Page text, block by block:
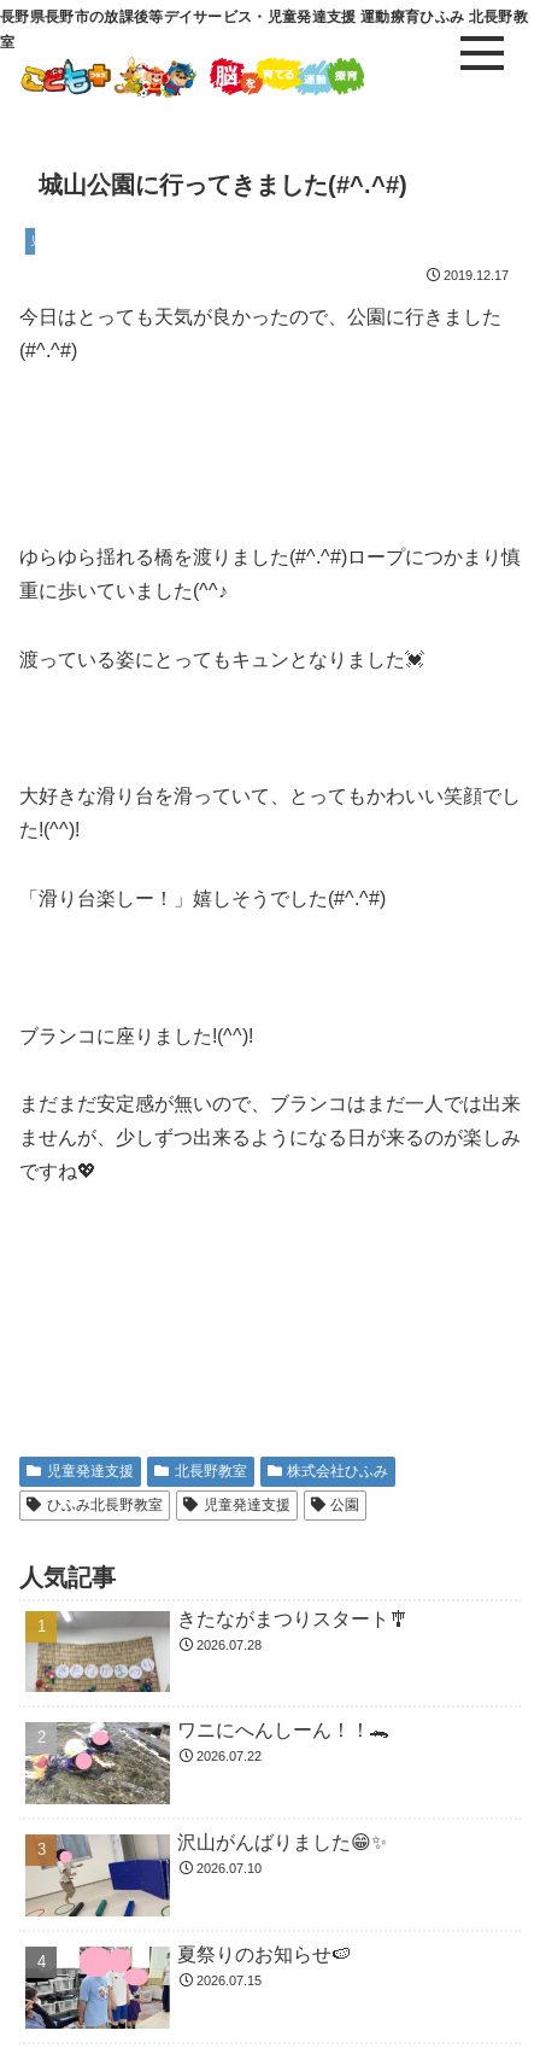
長野県長野市の放課後等デイサービス・児童発達支援 運動療育ひふみ 北長野教
室
城山公園に行ってきました(#^.^#)
児童発達支援
2019.12.17
今日はとっても天気が良かったので、公園に行きました
(#^.^#)
ゆらゆら揺れる橋を渡りました(#^.^#)ロープにつかまり慎
重に歩いていました(^^♪
渡っている姿にとってもキュンとなりました💓
大好きな滑り台を滑っていて、とってもかわいい笑顔でし
た!(^^)!
「滑り台楽しー！」嬉しそうでした(#^.^#)
ブランコに座りました!(^^)!
まだまだ安定感が無いので、ブランコはまだ一人では出来
ませんが、少しずつ出来るようになる日が来るのが楽しみ
ですね💖
児童発達支援 北長野教室
株式会社ひふみ
ひふみ北長野教室
児童発達支援 公園
人気記事
きたながまつりスタート🎐
2026.07.28
ワニにへんしーん！！🐊
2026.07.22
沢山がんばりました😁✨
2026.07.10
夏祭りのお知らせ🍉
2026.07.15